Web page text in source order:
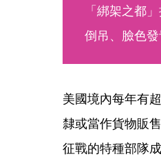
「綁架之都
倒吊、臉色
美國境內每年有
隸或當作貨物販
征戰的特種部隊